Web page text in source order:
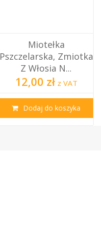
Miotełka
Pszczelarska, Zmiotka
Z Włosia N...
12,00 zł z VAT
Dodaj do koszyka